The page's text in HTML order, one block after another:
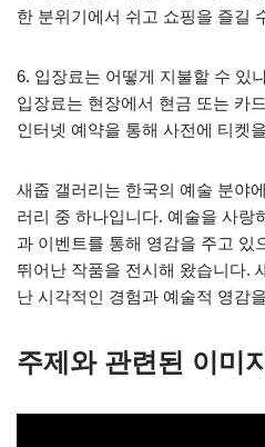
한 분위기에서 쉬고 쇼핑을 즐길
6. 입장료는 어떻게 지불할 수 있
입장료는 현장에서 현금 또는 카
인터넷 예약을 통해 사전에 티켓
새줍 갤러리는 한국의 예술 분야
러리 중 하나입니다. 예술을 사랑
과 이벤트를 통해 영감을 주고 있
뛰어난 작품을 전시해 왔습니다.
난 시각적인 경험과 예술적 영감
주제와 관련된 이미